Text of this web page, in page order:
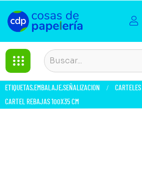
ETIQUETAS,EMBALAJE,SEÑALIZACION
CARTELES
CARTEL REBAJAS 100X35 CM